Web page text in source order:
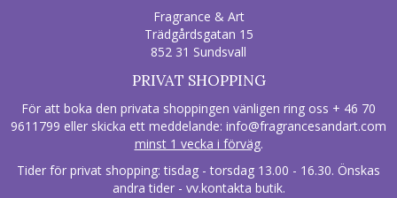
Fragrance & Art
Trädgårdsgatan 15
852 31 Sundsvall
PRIVAT SHOPPING
För att boka den privata shoppingen vänligen ring oss + 46 70
9611799 eller skicka ett meddelande: info@fragrancesandart.com
minst 1 vecka i förväg.
Tider för privat shopping: tisdag - torsdag 13.00 - 16.30. Önskas
andra tider - vv.kontakta butik.